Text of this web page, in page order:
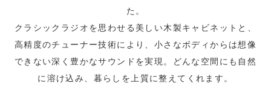
た。
クラシックラジオを思わせる美しい木製キャビネットと、
高精度のチューナー技術により、小さなボディからは想像
できない深く豊かなサウンドを実現。どんな空間にも自然
に溶け込み、暮らしを上質に整えてくれます。